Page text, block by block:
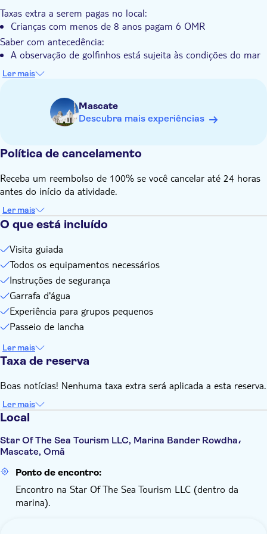
beleza natural e da próspera vida marinha de Omã.
Taxas extra a serem pagas no local:
Crianças com menos de 8 anos pagam 6 OMR
Saber com antecedência:
A observação de golfinhos está sujeita às condições do mar
Este passeio não é adequado para pessoas com lesões ou
O guia é multilingue: inglês, árabe
Esta excursão funciona com um mínimo de 2 participantes
Lembre-se de trazer:
Ler mais
Mascate
Descubra mais experiências
Política de cancelamento
Receba um reembolso de 100% se você cancelar até 24 horas
antes do início da atividade.
Ler mais
O que está incluído
Visita guiada
Todos os equipamentos necessários
Instruções de segurança
Garrafa d'água
Experiência para grupos pequenos
Passeio de lancha
Ler mais
Taxa de reserva
Boas notícias! Nenhuma taxa extra será aplicada a esta reserva.
Ler mais
Local
Star Of The Sea Tourism LLC, Marina Bander Rowdha،
Mascate, Omã
Ponto de encontro:
Encontro na Star Of The Sea Tourism LLC (dentro da
marina).